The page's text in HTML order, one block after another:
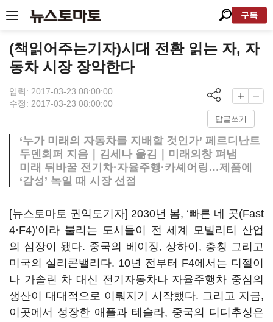
구독
(책읽어주는기자)시대 전환 읽는 자, 자
동차 시장 장악한다
입력: 2017-03-23 08:00:00
수정: 2017-03-23 08:00:00
답글쓰기
‘누가 미래의 자동차를 지배할 것인가’ 페르디난트
두덴회퍼 지음｜김세나 옮김｜미래의창 펴냄
미래 뒤바꿀 전기차·자율주행·카셰어링…제품에
‘감성’ 녹일 때 시장 선점
[뉴스토마토 권익도기자] 2030년 봄, ‘빠른 네 곳(Fast
4·F4)’이라 불리는 도시들이 전 세계 모빌리티 산업
의 심장이 됐다. 중국의 베이징, 상하이, 충칭 그리고
미국의 실리콘밸리다. 10년 전부터 F4에서는 디젤이
나 가솔린 차 대신 전기자동차나 자율주행차 중심의
생산이 대대적으로 이뤄지기 시작했다. 그리고 지금,
이곳에서 성장한 애플과 테슬라, 중국의 디디추싱은